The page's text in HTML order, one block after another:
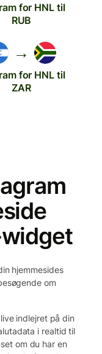
for HNL til
RUB
→
for HNL til
ZAR
hjemmesides
om
indlejret på din
i realtid til
om du har en